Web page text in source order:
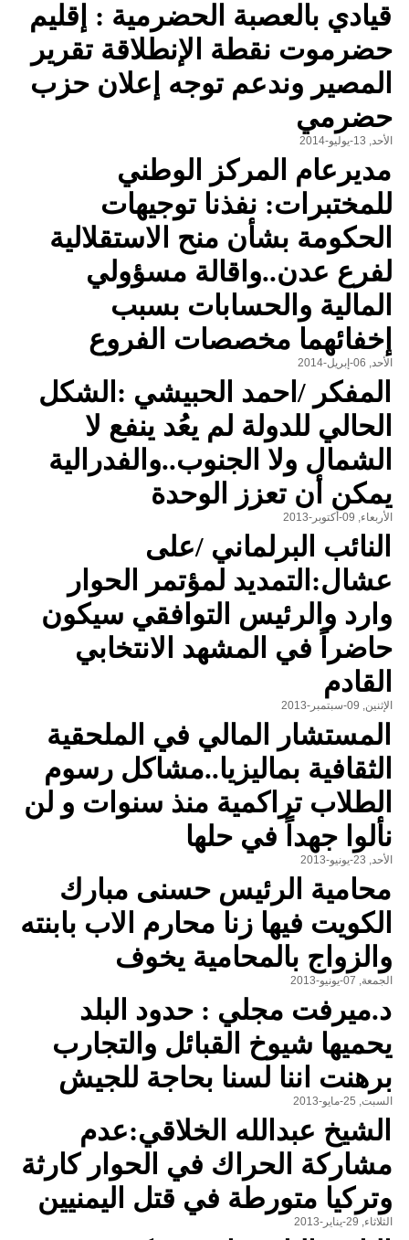
قيادي بالعصبة الحضرمية : إقليم
حضرموت نقطة الإنطلاقة تقرير
المصير وندعم توجه إعلان حزب
حضرمي
الأحد, 13-يوليو-2014
مديرعام المركز الوطني
للمختبرات: نفذنا توجيهات
الحكومة بشأن منح الاستقلالية
لفرع عدن..واقالة مسؤولي
المالية والحسابات بسبب
إخفائهما مخصصات الفروع
الأحد, 06-إبريل-2014
المفكر /احمد الحبيشي :الشكل
الحالي للدولة لم يعُد ينفع لا
الشمال ولا الجنوب..والفدرالية
يمكن أن تعزز الوحدة
الأربعاء, 09-أكتوبر-2013
النائب البرلماني /على
عشال:التمديد لمؤتمر الحوار
وارد والرئيس التوافقي سيكون
حاضراً في المشهد الانتخابي
القادم
الإثنين, 09-سبتمبر-2013
المستشار المالي في الملحقية
الثقافية بماليزيا..مشاكل رسوم
الطلاب تراكمية منذ سنوات و لن
نألوا جهداً في حلها
الأحد, 23-يونيو-2013
محامية الرئيس حسنى مبارك
الكويت فيها زنا محارم الاب بابنته
والزواج بالمحامية يخوف
الجمعة, 07-يونيو-2013
د.ميرفت مجلي : حدود البلد
يحميها شيوخ القبائل والتجارب
برهنت اننا لسنا بحاجة للجيش
السبت, 25-مايو-2013
الشيخ عبدالله الخلاقي:عدم
مشاركة الحراك في الحوار كارثة
وتركيا متورطة في قتل اليمنيين
الثلاثاء, 29-يناير-2013